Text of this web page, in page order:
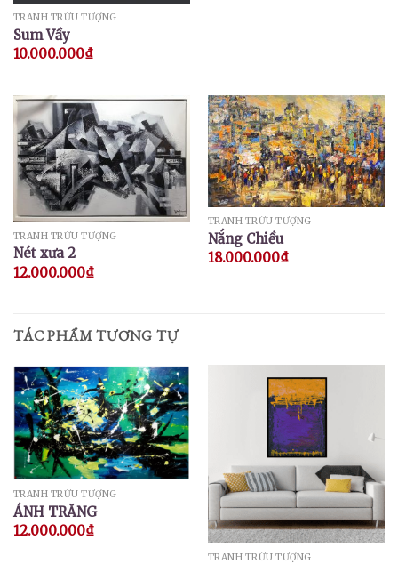
TRANH TRỪU TƯỢNG
Sum Vầy
10.000.000₫
TRANH TRỪU TƯỢNG
Nét xưa 2
12.000.000₫
TRANH TRỪU TƯỢNG
Nắng Chiều
18.000.000₫
TÁC PHẨM TƯƠNG TỰ
TRANH TRỪU TƯỢNG
ÁNH TRĂNG
12.000.000₫
TRANH TRỪU TƯỢNG